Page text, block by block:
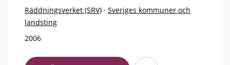
Räddningsverket (SRV) · Sveriges kommuner och
landsting
2006